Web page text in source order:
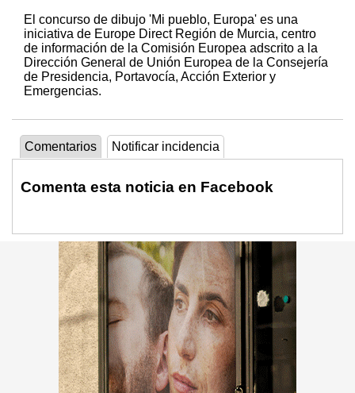
El concurso de dibujo 'Mi pueblo, Europa' es una
iniciativa de Europe Direct Región de Murcia, centro
de información de la Comisión Europea adscrito a la
Dirección General de Unión Europea de la Consejería
de Presidencia, Portavocía, Acción Exterior y
Emergencias.
Comentarios Notificar incidencia
Comenta esta noticia en Facebook